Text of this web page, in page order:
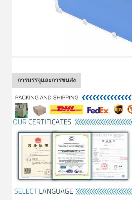
การบรรจุและการขนส่ง